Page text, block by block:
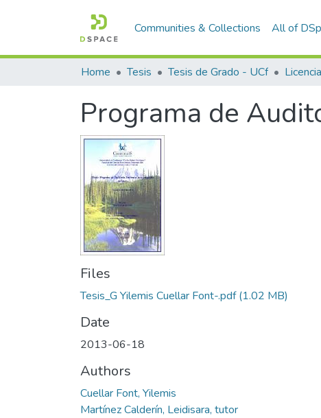
Communities & Collections All of
Home Tesis Tesis de Grado - UCf
Programa de
Files
Tesis_G Yilemis Cuellar Font-.pdf(1.02 MB)
Date
2013-06-18
Authors
Cuellar Font, Yilemis
Martínez Calderín, Leidisara, tutor